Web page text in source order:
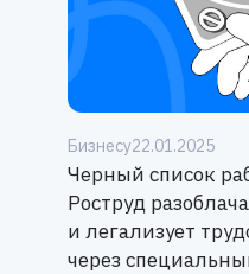
Бизнесу22.01.2025
Черный список
Роструд
и легализует
через